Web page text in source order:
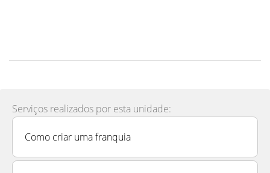
Serviços realizados por esta unidade:
Como criar uma franquia